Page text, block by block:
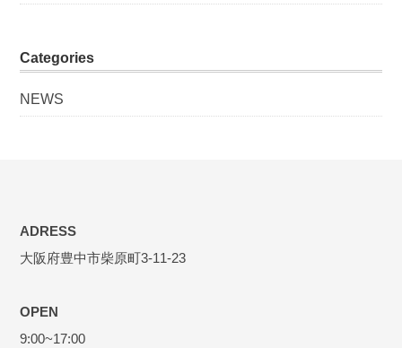
Categories
NEWS
ADRESS
大阪府豊中市柴原町3-11-23
OPEN
9:00~17:00